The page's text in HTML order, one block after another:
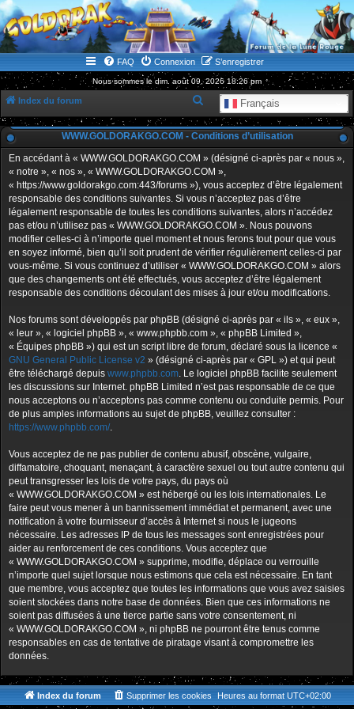
WWW.GOLDORAKGO.COM
le site de la Lune Rouge
FAQ Connexion S’enregistrer
Nous sommes le dim. août 09, 2026 18:26 pm
Index du forum Français
e
c
h
e
r
c
e
r
WWW.GOLDORAKGO.COM - Conditions d’utilisation
En accédant à « WWW.GOLDORAKGO.COM » (désigné ci-après par « nous »,
« notre », « nos », « WWW.GOLDORAKGO.COM »,
« https://www.goldorakgo.com:443/forums »), vous acceptez d’être légalement
responsable des conditions suivantes. Si vous n’acceptez pas d’être
légalement responsable de toutes les conditions suivantes, alors n’accédez
pas et/ou n’utilisez pas « WWW.GOLDORAKGO.COM ». Nous pouvons
modifier celles-ci à n’importe quel moment et nous ferons tout pour que vous
en soyez informé, bien qu’il soit prudent de vérifier régulièrement celles-ci par
vous-même. Si vous continuez d’utiliser « WWW.GOLDORAKGO.COM » alors
que des changements ont été effectués, vous acceptez d’être légalement
responsable des conditions découlant des mises à jour et/ou modifications.
Nos forums sont développés par phpBB (désigné ci-après par « ils », « eux »,
« leur », « logiciel phpBB », « www.phpbb.com », « phpBB Limited »,
« Équipes phpBB ») qui est un script libre de forum, déclaré sous la licence «
GNU General Public License v2 » (désigné ci-après par « GPL ») et qui peut
être téléchargé depuis www.phpbb.com. Le logiciel phpBB facilite seulement
les discussions sur Internet. phpBB Limited n’est pas responsable de ce que
nous acceptons ou n’acceptons pas comme contenu ou conduite permis. Pour
de plus amples informations au sujet de phpBB, veuillez consulter :
https://www.phpbb.com/.
Vous acceptez de ne pas publier de contenu abusif, obscène, vulgaire,
diffamatoire, choquant, menaçant, à caractère sexuel ou tout autre contenu qui
peut transgresser les lois de votre pays, du pays où
« WWW.GOLDORAKGO.COM » est hébergé ou les lois internationales. Le
faire peut vous mener à un bannissement immédiat et permanent, avec une
notification à votre fournisseur d’accès à Internet si nous le jugeons
nécessaire. Les adresses IP de tous les messages sont enregistrées pour
aider au renforcement de ces conditions. Vous acceptez que
« WWW.GOLDORAKGO.COM » supprime, modifie, déplace ou verrouille
n’importe quel sujet lorsque nous estimons que cela est nécessaire. En tant
que membre, vous acceptez que toutes les informations que vous avez saisies
soient stockées dans notre base de données. Bien que ces informations ne
soient pas diffusées à une tierce partie sans votre consentement, ni
« WWW.GOLDORAKGO.COM », ni phpBB ne pourront être tenus comme
responsables en cas de tentative de piratage visant à compromettre les
données.
Index du forum Heures au format UTC+02:00
Supprimer les cookies